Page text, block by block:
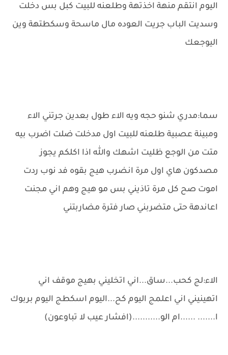
اليوم انتقم منهة اخذتهة وطلعنه للبيت كبل بس دخلت
وسديت الباب جريت العوده مال ماسحة وسكطتهة وين
اليوجعك
سما:مدري شنو حجه ويه الاء طول بعدين جرتني الاء
ومبينة عصبية طلعنه للبيت اول مدخلت ضلت اضرب بيه
متت من الوجع ظليت اشهك والله اذا اكلكم يجوز
مصدكون هاي اول مرة انضرب هيج بقوه فد نوب ردت
اموت صح كل مرة تاذيني بس مو هيج وهم اني مجنت
اعاندهة حتى متضربني صار فترة مضاربتني
الاء:لج كحب...ساق...اني اتخليني بهيج موقف اني
اتهينيني اني اعلمج اليوم كح...اليوم اسكطج اليوم بربوك
ا....... ......ام الو...........(افشار عيب لا تباوعون)